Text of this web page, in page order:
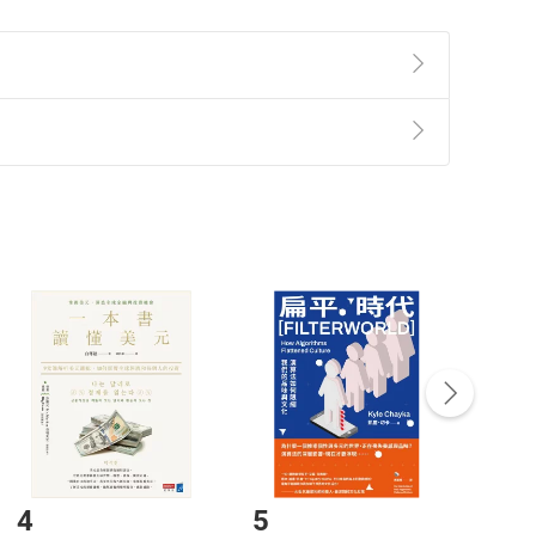
第2條第5款之規定，「非以有形媒介提供之數位
點選「瀏覽訂單明細」 「申請取消訂單/退
貨。
付款方式
Payment
完成訂單
Complete
號，下載書籍後看書
4 5